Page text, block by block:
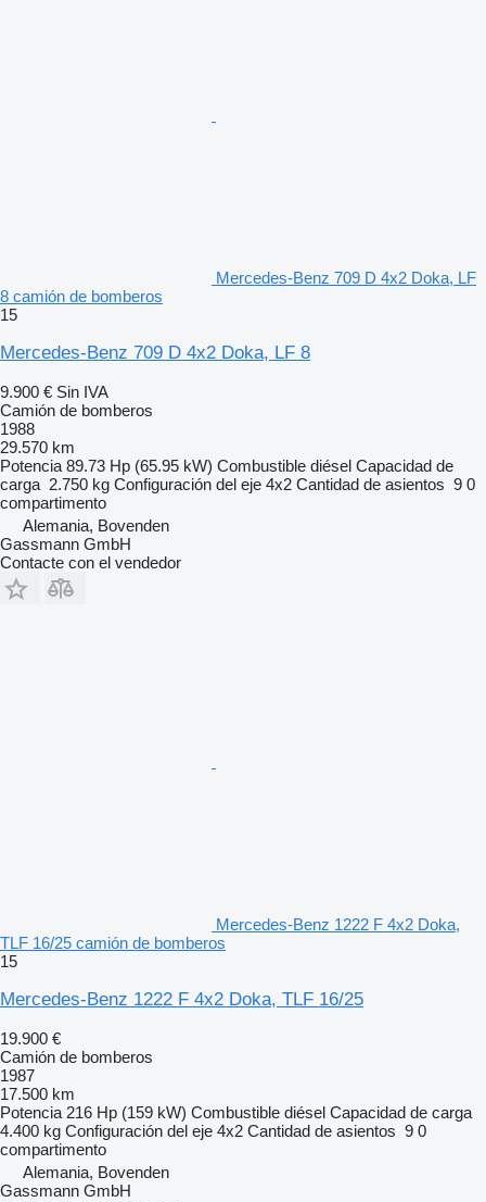
Mercedes-Benz 709 D 4x2 Doka, LF
8 camión de bomberos
15
Mercedes-Benz 709 D 4x2 Doka, LF 8
9.900 € Sin IVA
Camión de bomberos
1988
29.570 km
Potencia 89.73 Hp (65.95 kW) Combustible diésel Capacidad de
carga 2.750 kg Configuración del eje 4x2 Cantidad de asientos 9 0
compartimento
Alemania, Bovenden
Gassmann GmbH
Contacte con el vendedor
Mercedes-Benz 1222 F 4x2 Doka,
TLF 16/25 camión de bomberos
15
Mercedes-Benz 1222 F 4x2 Doka, TLF 16/25
19.900 €
Camión de bomberos
1987
17.500 km
Potencia 216 Hp (159 kW) Combustible diésel Capacidad de carga
4.400 kg Configuración del eje 4x2 Cantidad de asientos 9 0
compartimento
Alemania, Bovenden
Gassmann GmbH